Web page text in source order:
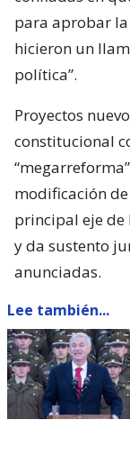
para aprobar
hicieron un
política”.
Proyectos
constitucional
modificación
principal eje de
y da sustento
anunciadas.
Lee también...